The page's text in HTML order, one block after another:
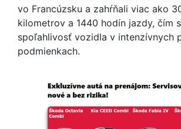
vo Francúzsku a zahŕňali viac ako
kilometrov a 1440 hodín jazdy, čím
spoľahlivosť vozidla v intenzívnych
podmienkach.